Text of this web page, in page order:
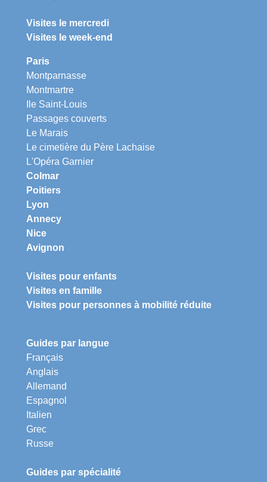
Visites le mercredi
Visites le week-end
Paris
Montparnasse
Montmartre
Ile Saint-Louis
Passages couverts
Le Marais
Le cimetière du Père Lachaise
L'Opéra Garnier
Colmar
Poitiers
Lyon
Annecy
Nice
Avignon
Visites pour enfants
Visites en famille
Visites pour personnes à mobilité réduite
Guides par langue
Français
Anglais
Allemand
Espagnol
Italien
Grec
Russe
Guides par spécialité